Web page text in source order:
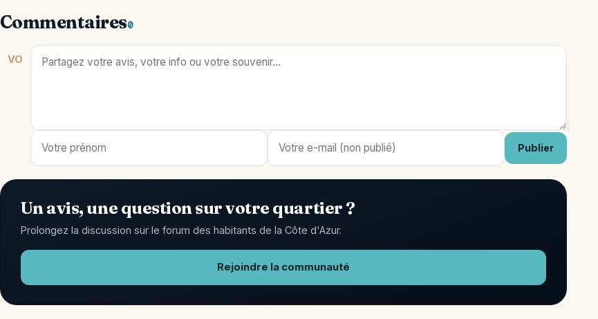
Commentaires0
VO
Publier
Un avis, une question sur votre quartier ?
Prolongez la discussion sur le forum des habitants de la Côte d'Azur.
Rejoindre la communauté